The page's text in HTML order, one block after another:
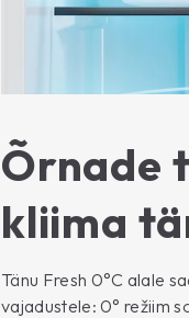
Õrnade
kliima
Tänu Fresh 0°C alale
vajadustele: 0° režiim